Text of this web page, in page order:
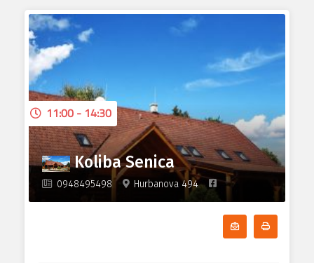
tatarská omáčka 1,3,7
150/200g Burger puled pork
so šalátom a slaninkou ,
hranolky
8.120/200g Vyprážaný syr
hranolky tatarská omáčka
1,3,7
6,99 €
9.400g Cezar šalát s kurací
mäsom a parmazanom 1,3,7
6,99 € 7,50 €
Koliba Senica
0948495498 Hurbanova 494
Odoberať
11:00 - 14:30